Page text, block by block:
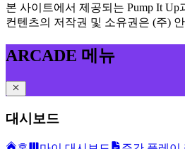
본 사이트에서 제공되는 Pump It Up
컨텐츠의 저작권 및 소유권은 (주)
ARCADE 메뉴
대시보드